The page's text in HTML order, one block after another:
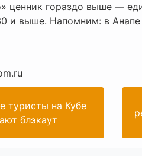
ценник гораздо выше —
и выше. Напомним: в Анапе
туристы на Кубе
блэкаут